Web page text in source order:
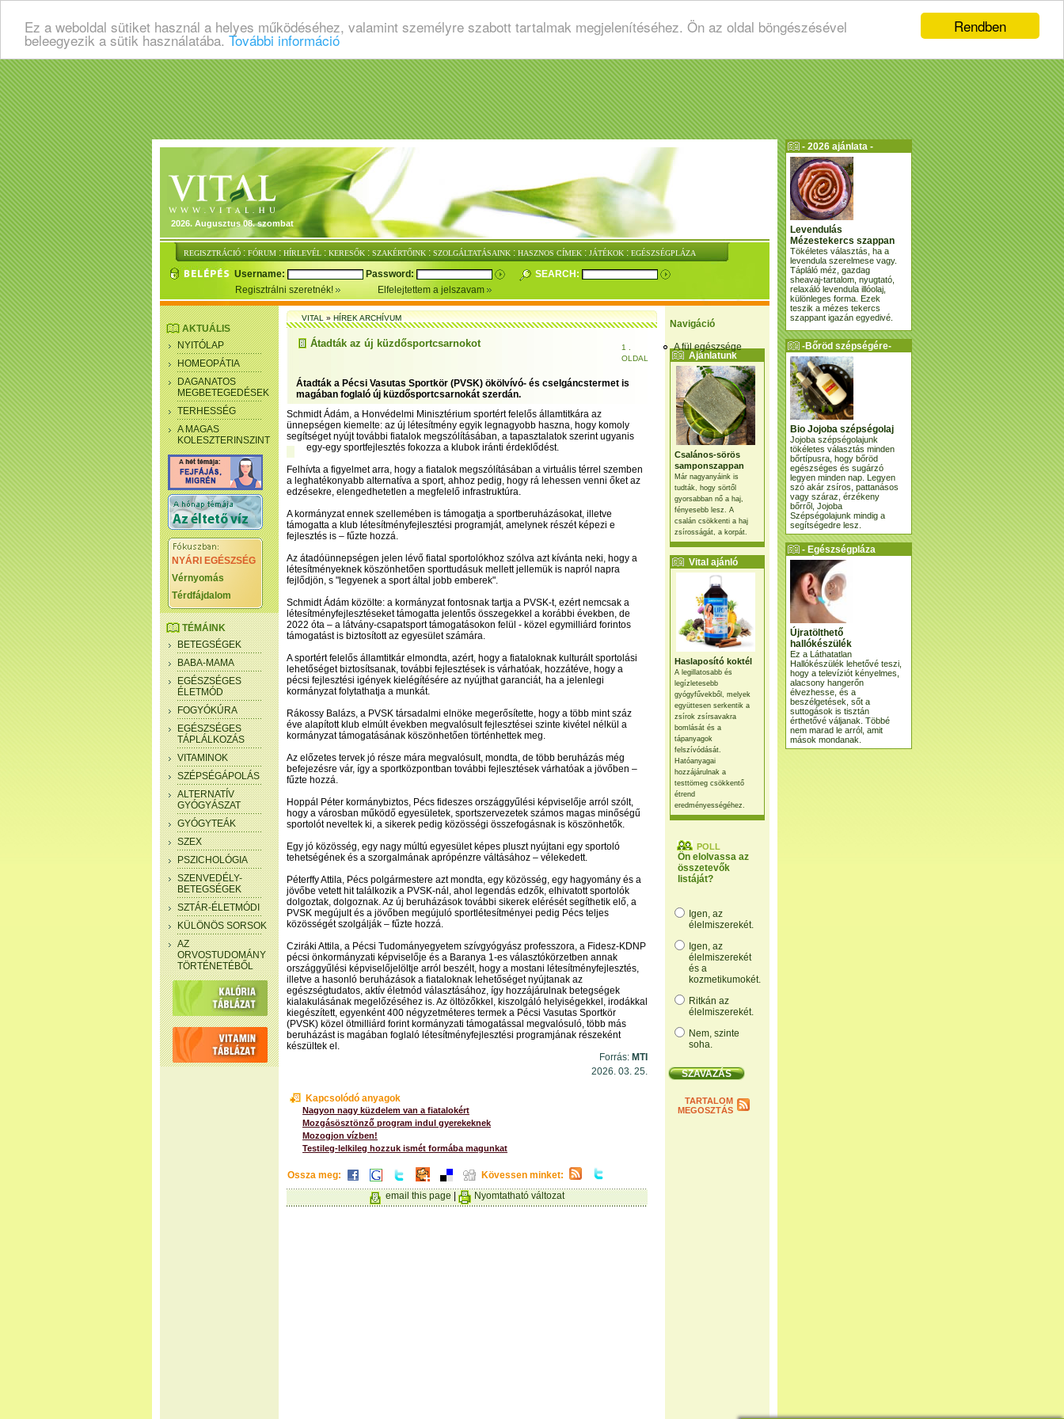
Rendben
Ez a weboldal sütiket használ a helyes működéséhez, valamint személyre szabott tartalmak megjelenítéséhez. Ön az oldal böngészésével
beleegyezik a sütik használatába. További információ
2026. Augusztus 08. szombat
REGISZTRÁCIÓ : FÓRUM : HÍRLEVÉL : KERESŐK : SZAKÉRTŐINK : SZOLGÁLTATÁSAINK : HASZNOS CÍMEK : JÁTÉKOK : EGÉSZSÉGPLÁZA
Username: Password:
SEARCH:
Regisztrálni szeretnék!
Elfelejtettem a jelszavam
Navigáció
A fül egészsége
Ajánlatunk
Csalános-sörös
samponszappan
Már nagyanyáink is
tudták, hogy sörtől
gyorsabban nő a haj,
fényesebb lesz. A
csalán csökkenti a haj
zsírosságát, a korpát.
Vital ajánló
Haslaposító koktél
A legillatosabb és
legízletesebb
gyógyfűvekből, melyek
együttesen serkentik a
zsírok zsírsavakra
bomlását és a
tápanyagok
felszívódását.
Hatóanyagai
hozzájárulnak a
testtömeg csökkentő
étrend
eredményességéhez.
POLL
Ön elolvassa az
összetevők
listáját?
Igen, az
élelmiszerekét.
Igen, az
élelmiszerekét
és a
kozmetikumokét.
Ritkán az
élelmiszerekét.
Nem, szinte
soha.
TARTALOM
MEGOSZTÁS
AKTUÁLIS
NYITÓLAP
HOMEOPÁTIA
DAGANATOS
MEGBETEGEDÉSEK
TERHESSÉG
A MAGAS
KOLESZTERINSZINT
NYÁRI EGÉSZSÉG
Vérnyomás
Térdfájdalom
TÉMÁINK
BETEGSÉGEK
BABA-MAMA
EGÉSZSÉGES
ÉLETMÓD
FOGYÓKÚRA
EGÉSZSÉGES
TÁPLÁLKOZÁS
VITAMINOK
SZÉPSÉGÁPOLÁS
ALTERNATÍV
GYÓGYÁSZAT
GYÓGYTEÁK
SZEX
PSZICHOLÓGIA
SZENVEDÉLY-
BETEGSÉGEK
SZTÁR-ÉLETMÓDI
KÜLÖNÖS SORSOK
AZ
ORVOSTUDOMÁNY
TÖRTÉNETÉBŐL
VITAL»HÍREK ARCHÍVUM
Átadták az új küzdősportcsarnokot
1 .
OLDAL
Átadták a Pécsi Vasutas Sportkör (PVSK) ökölvívó- és cselgáncstermet is
magában foglaló új küzdősportcsarnokát szerdán.
Schmidt Ádám, a Honvédelmi Minisztérium sportért felelős államtitkára az
ünnepségen kiemelte: az új létesítmény egyik legnagyobb haszna, hogy komoly
segítséget nyújt további fiatalok megszólításában, a tapasztalatok szerint ugyanis
egy-egy sportfejlesztés fokozza a klubok iránti érdeklődést.
Felhívta a figyelmet arra, hogy a fiatalok megszólításában a virtuális térrel szemben
a leghatékonyabb alternatíva a sport, ahhoz pedig, hogy rá lehessen venni őket az
edzésekre, elengedhetetlen a megfelelő infrastruktúra.
A kormányzat ennek szellemében is támogatja a sportberuházásokat, illetve
támogatta a klub létesítményfejlesztési programját, amelynek részét képezi e
fejlesztés is – fűzte hozzá.
Az átadóünnepségen jelen lévő fiatal sportolókhoz szólva azt kívánta neki, hogy a
létesítményeknek köszönhetően sporttudásuk mellett jellemük is napról napra
fejlődjön, s "legyenek a sport által jobb emberek".
Schmidt Ádám közölte: a kormányzat fontosnak tartja a PVSK-t, ezért nemcsak a
létesítményfejlesztéseket támogatta jelentős összegekkel a korábbi években, de
2022 óta – a látvány-csapatsport támogatásokon felül - közel egymilliárd forintos
támogatást is biztosított az egyesület számára.
A sportért felelős államtitkár elmondta, azért, hogy a fiataloknak kulturált sportolási
lehetőséget biztosítsanak, további fejlesztések is várhatóak, hozzátéve, hogy a
pécsi fejlesztési igények kielégítésére az nyújthat garanciát, ha a jelenlegi
kormányzat folytathatja a munkát.
Rákossy Balázs, a PVSK társadalmi elnöke megerősítette, hogy a több mint száz
éve alapított klub elmúlt években megvalósult fejlesztései szinte kivétel nélkül a
kormányzat támogatásának köszönhetően történhettek meg.
Az előzetes tervek jó része mára megvalósult, mondta, de több beruházás még
befejezésre vár, így a sportközpontban további fejlesztések várhatóak a jövőben –
fűzte hozzá.
Hoppál Péter kormánybiztos, Pécs fideszes országgyűlési képviselője arról szólt,
hogy a városban működő egyesületek, sportszervezetek számos magas minőségű
sportolót neveltek ki, a sikerek pedig közösségi összefogásnak is köszönhetők.
Egy jó közösség, egy nagy múltú egyesület képes pluszt nyújtani egy sportoló
tehetségének és a szorgalmának aprópénzre váltásához – vélekedett.
Péterffy Attila, Pécs polgármestere azt mondta, egy közösség, egy hagyomány és a
jövőbe vetett hit találkozik a PVSK-nál, ahol legendás edzők, elhivatott sportolók
dolgoztak, dolgoznak. Az új beruházások további sikerek elérését segíthetik elő, a
PVSK megújult és a jövőben megújuló sportlétesítményei pedig Pécs teljes
közösségét szolgálják – fűzte hozzá.
Cziráki Attila, a Pécsi Tudományegyetem szívgyógyász professzora, a Fidesz-KDNP
pécsi önkormányzati képviselője és a Baranya 1-es választókörzetben annak
országgyűlési képviselőjelöltje arról beszélt, hogy a mostani létesítményfejlesztés,
illetve a hasonló beruházások a fiataloknak lehetőséget nyújtanak az
egészségtudatos, aktív életmód választásához, így hozzájárulnak betegségek
kialakulásának megelőzéséhez is. Az öltözőkkel, kiszolgáló helyiségekkel, irodákkal
kiegészített, egyenként 400 négyzetméteres termek a Pécsi Vasutas Sportkör
(PVSK) közel ötmilliárd forint kormányzati támogatással megvalósuló, több más
beruházást is magában foglaló létesítményfejlesztési programjának részeként
készültek el.
Forrás: MTI
2026. 03. 25.
Kapcsolódó anyagok
Nagyon nagy küzdelem van a fiatalokért
Mozgásösztönző program indul gyerekeknek
Mozogjon vízben!
Testileg-lelkileg hozzuk ismét formába magunkat
Ossza meg:
Kövessen minket:
email this page
Nyomtatható változat
- 2026 ajánlata -
Levendulás
Mézestekercs szappan
Tökéletes választás, ha a
levendula szerelmese vagy.
Tápláló méz, gazdag
sheavaj-tartalom, nyugtató,
relaxáló levendula illóolaj,
különleges forma. Ezek
teszik a mézes tekercs
szappant igazán egyedivé.
-Bőröd szépségére-
Bio Jojoba szépségolaj
Jojoba szépségolajunk
tökéletes választás minden
bőrtípusra, hogy bőröd
egészséges és sugárzó
legyen minden nap. Legyen
szó akár zsíros, pattanásos
vagy száraz, érzékeny
bőrről, Jojoba
Szépségolajunk mindig a
segítségedre lesz.
- Egészségpláza
ajánlatunk -
Újratölthető
hallókészülék
Ez a Láthatatlan
Hallókészülék lehetővé teszi,
hogy a televíziót kényelmes,
alacsony hangerőn
élvezhesse, és a
beszélgetések, sőt a
suttogások is tisztán
érthetővé váljanak. Többé
nem marad le arról, amit
mások mondanak.